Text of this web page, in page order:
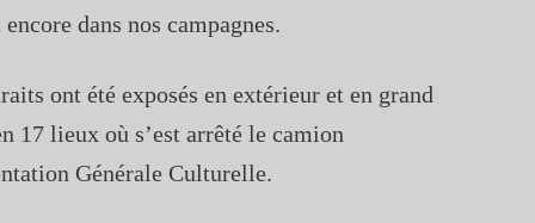
dans nos campagnes.
ont été exposés en extérieur et en grand
17 lieux où s’est arrêté le camion
Générale Culturelle.